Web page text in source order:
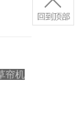
帘机